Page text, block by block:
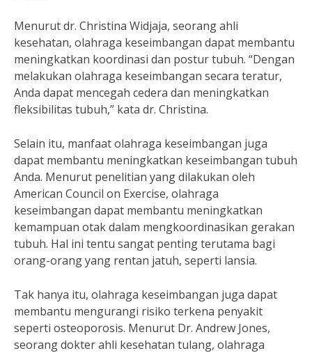
Menurut dr. Christina Widjaja, seorang ahli
kesehatan, olahraga keseimbangan dapat membantu
meningkatkan koordinasi dan postur tubuh. “Dengan
melakukan olahraga keseimbangan secara teratur,
Anda dapat mencegah cedera dan meningkatkan
fleksibilitas tubuh,” kata dr. Christina.
Selain itu, manfaat olahraga keseimbangan juga
dapat membantu meningkatkan keseimbangan tubuh
Anda. Menurut penelitian yang dilakukan oleh
American Council on Exercise, olahraga
keseimbangan dapat membantu meningkatkan
kemampuan otak dalam mengkoordinasikan gerakan
tubuh. Hal ini tentu sangat penting terutama bagi
orang-orang yang rentan jatuh, seperti lansia.
Tak hanya itu, olahraga keseimbangan juga dapat
membantu mengurangi risiko terkena penyakit
seperti osteoporosis. Menurut Dr. Andrew Jones,
seorang dokter ahli kesehatan tulang, olahraga